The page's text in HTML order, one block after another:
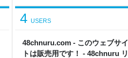
48chnuru.com - このウェブサイ
トは販売用です！ - 48chnuru リ
4 USERS